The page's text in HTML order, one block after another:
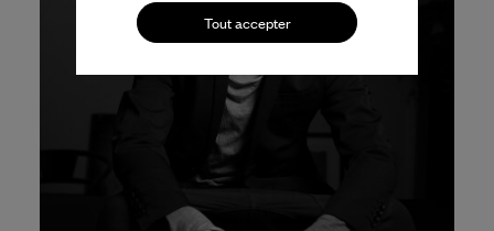
Tout accepter